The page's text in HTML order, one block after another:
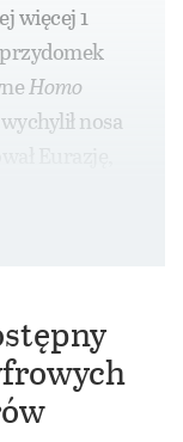
więcej 1
Homo
nosa